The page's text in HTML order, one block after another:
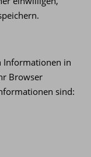
Informationen in
Browser
sind: